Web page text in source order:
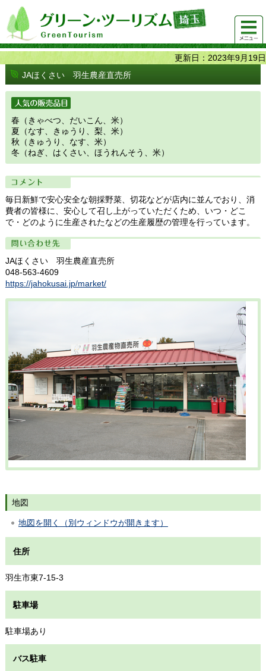
グリーンツーリズム埼玉 緑豊かな農山村で 楽しく！
美味しく！
メニュ
ー
更新日：2023年9月19日
JAほくさい 羽生農産直売所
人気の販売品目
春（きゃべつ、だいこん、米）
夏（なす、きゅうり、梨、米）
秋（きゅうり、なす、米）
冬（ねぎ、はくさい、ほうれんそう、米）
コメント
毎日新鮮で安心安全な朝採野菜、切花などが店内に並んでおり、消
費者の皆様に、安心して召し上がっていただくため、いつ・どこ
で・どのように生産されたなどの生産履歴の管理を行っています。
問い合わせ先
JAほくさい 羽生農産直売所
048-563-4609
https://jahokusai.jp/market/
地図
地図を開く（別ウィンドウが開きます）
住所
羽生市東7-15-3
駐車場
駐車場あり
バス駐車